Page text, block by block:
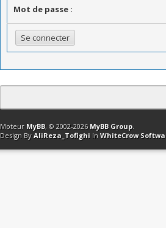
Mot de passe :
Contact Club Affiliation Retourner en
Moteur MyBB, © 2002-2026 MyBB Group.
Design By AliReza_Tofighi In WhiteCrow